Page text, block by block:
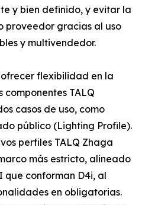
y bien definido, y evitar la
proveedor gracias al uso
y multivendedor.
ofrecer flexibilidad en la
componentes TALQ
casos de uso, como
público (Lighting Profile).
perfiles TALQ Zhaga
más estricto, alineado
que conforman D4i, al
en obligatorias.